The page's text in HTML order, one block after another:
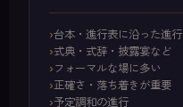
台本・進行表に沿った進行
式典・式辞・披露宴など
フォーマルな場に多い
正確さ・落ち着きが重要
予定調和の進行